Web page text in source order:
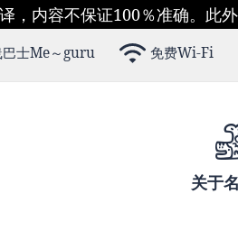
，内容不保证100％准确。此
巴士Me～guru 免费Wi-Fi
关于